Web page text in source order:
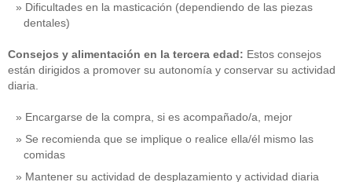
Dificultades en la masticación (dependiendo de las piezas
dentales)
Consejos y alimentación en la tercera edad: Estos consejos
están dirigidos a promover su autonomía y conservar su actividad
diaria.
Encargarse de la compra, si es acompañado/a, mejor
Se recomienda que se implique o realice ella/él mismo las
comidas
Mantener su actividad de desplazamiento y actividad diaria